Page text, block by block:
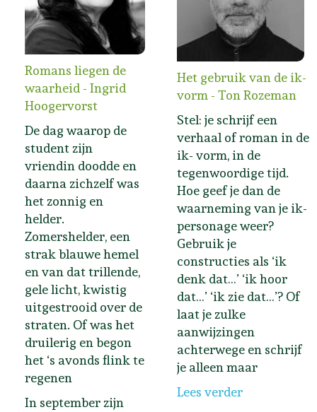
Romans liegen de
waarheid - Ingrid
Hoogervorst
De dag waarop de
student zijn
vriendin doodde en
daarna zichzelf was
het zonnig en
helder.
Zomershelder, een
strak blauwe hemel
en van dat trillende,
gele licht, kwistig
uitgestrooid over de
straten. Of was het
druilerig en begon
het ‘s avonds flink te
regenen
In september zijn
Het gebruik van de ik-
vorm - Ton Rozeman
Stel: je schrijf een
verhaal of roman in de
ik- vorm, in de
tegenwoordige tijd.
Hoe geef je dan de
waarneming van je ik-
personage weer?
Gebruik je
constructies als ‘ik
denk dat…’ ‘ik hoor
dat…’ ‘ik zie dat…’? Of
laat je zulke
aanwijzingen
achterwege en schrijf
je alleen maar
Lees verder